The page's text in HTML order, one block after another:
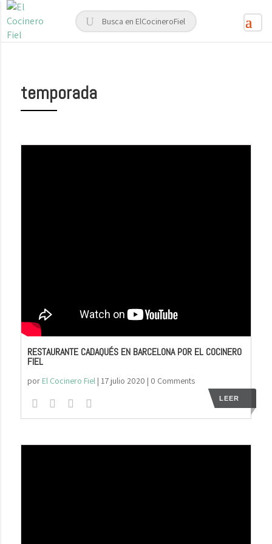
temporada
RESTAURANTE CADAQUÉS EN BARCELONA POR EL COCINERO
FIEL
por El Cocinero Fiel| 17 julio 2020 | 0 Comments
LEER